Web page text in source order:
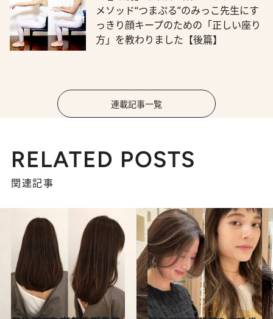
メソッド“つまぷる”のみっこ先生にす
っきり顔キープのための「正しい座り
方」を教わりました【後篇】
連載記事一覧
RELATED POSTS
関連記事